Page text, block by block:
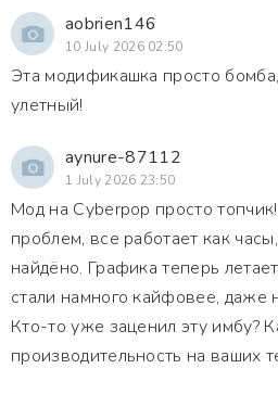
aobrien146
10 July 2026 02:50
Эта модификашка просто
улетный!
aynure-87112
1 July 2026 23:50
Мод на Cyberpop просто
проблем, все работает как
найдёно. Графика теперь
стали намного кайфовее, даже
Кто-то уже заценил эту имбу?
производительность на ваших